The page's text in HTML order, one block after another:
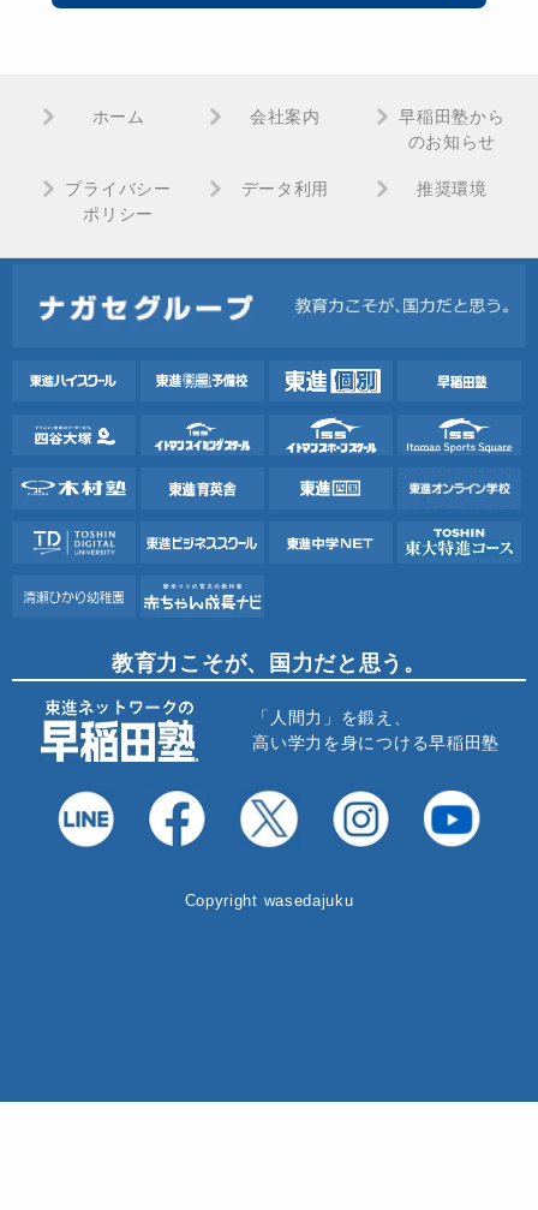
ホーム 会社案内
早稲田塾から
のお知らせ
プライバシー
ポリシー
データ利用 推奨環境
教育力こそが、国力だと思う。
「人間力」を鍛え、
高い学力を身につける早稲田塾
Copyright wasedajuku